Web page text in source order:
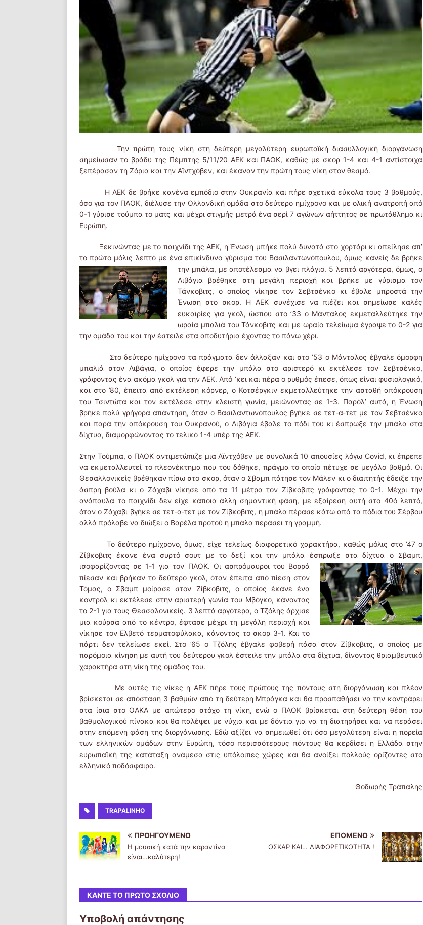
Την πρώτη τους νίκη στη δεύτερη μεγαλύτερη ευρωπαϊκή διασυλλογική διοργάνωση
σημείωσαν το βράδυ της Πέμπτης 5/11/20 ΑΕΚ και ΠΑΟΚ, καθώς με σκορ 1-4 και 4-1 αντίστοιχα
ξεπέρασαν τη Ζόρια και την Αϊντχόβεν, και έκαναν την πρώτη τους νίκη στον θεσμό.
Η ΑΕΚ δε βρήκε κανένα εμπόδιο στην Ουκρανία και πήρε σχετικά εύκολα τους 3 βαθμούς,
όσο για τον ΠΑΟΚ, διέλυσε την Ολλανδική ομάδα στο δεύτερο ημίχρονο και με ολική ανατροπή από
0-1 γύρισε τούμπα το ματς και μέχρι στιγμής μετρά ένα σερί 7 αγώνων αήττητος σε πρωτάθλημα κι
Ευρώπη.
Ξεκινώντας με το παιχνίδι της ΑΕΚ, η Ένωση μπήκε πολύ δυνατά στο χορτάρι κι απείλησε απ’
το πρώτο μόλις λεπτό με ένα επικίνδυνο γύρισμα του Βασιλαντωνόπουλου, όμως κανείς δε βρήκε
την μπάλα, με αποτέλεσμα να βγει πλάγιο. 5 λεπτά αργότερα, όμως, ο
Λιβάγια βρέθηκε στη μεγάλη περιοχή και βρήκε με γύρισμα τον
Τάνκοβιτς, ο οποίος νίκησε τον Σεβτσένκο κι έβαλε μπροστά την
Ένωση στο σκορ. Η ΑΕΚ συνέχισε να πιέζει και σημείωσε καλές
ευκαιρίες για γκολ, ώσπου στο ’33 ο Μάνταλος εκμεταλλεύτηκε την
ωραία μπαλιά του Τάνκοβιτς και με ωραίο τελείωμα έγραψε το 0-2 για
την ομάδα του και την έστειλε στα αποδυτήρια έχοντας το πάνω χέρι.
Στο δεύτερο ημίχρονο τα πράγματα δεν άλλαξαν και στο ’53 ο Μάνταλος έβγαλε όμορφη
μπαλιά στον Λιβάγια, ο οποίος έφερε την μπάλα στο αριστερό κι εκτέλεσε τον Σεβτσένκο,
γράφοντας ένα ακόμα γκολ για την ΑΕΚ. Από ‘κει και πέρα ο ρυθμός έπεσε, όπως είναι φυσιολογικό,
και στο ’80, έπειτα από εκτέλεση κόρνερ, ο Κοτσέργκιν εκμεταλλεύτηκε την ασταθή απόκρουση
του Τσιντώτα και τον εκτέλεσε στην κλειστή γωνία, μειώνοντας σε 1-3. Παρόλ’ αυτά, η Ένωση
βρήκε πολύ γρήγορα απάντηση, όταν ο Βασιλαντωνόπουλος βγήκε σε τετ-α-τετ με τον Σεβτσένκο
και παρά την απόκρουση του Ουκρανού, ο Λιβάγια έβαλε το πόδι του κι έσπρωξε την μπάλα στα
δίχτυα, διαμορφώνοντας το τελικό 1-4 υπέρ της ΑΕΚ.
Στην Τούμπα, ο ΠΑΟΚ αντιμετώπιζε μια Αϊντχόβεν με συνολικά 10 απουσίες λόγω Covid, κι έπρεπε
να εκμεταλλευτεί το πλεονέκτημα που του δόθηκε, πράγμα το οποίο πέτυχε σε μεγάλο βαθμό. Οι
Θεσαλλονικείς βρέθηκαν πίσω στο σκορ, όταν ο Σβαμπ πάτησε τον Μάλεν κι ο διαιτητής έδειξε την
άσπρη βούλα κι ο Ζάχαβι νίκησε από τα 11 μέτρα τον Ζίβκοβιτς γράφοντας το 0-1. Μέχρι την
ανάπαυλα το παιχνίδι δεν είχε κάποια άλλη σημαντική φάση, με εξαίρεση αυτή στο 40ό λεπτό,
όταν ο Ζάχαβι βγήκε σε τετ-α-τετ με τον Ζίβκοβιτς, η μπάλα πέρασε κάτω από τα πόδια του Σέρβου
αλλά πρόλαβε να διώξει ο Βαρέλα προτού η μπάλα περάσει τη γραμμή.
Το δεύτερο ημίχρονο, όμως, είχε τελείως διαφορετικό χαρακτήρα, καθώς μόλις στο ’47 ο
Ζίβκοβιτς έκανε ένα συρτό σουτ με το δεξί και την μπάλα έσπρωξε στα δίχτυα ο Σβαμπ,
ισοφαρίζοντας σε 1-1 για τον ΠΑΟΚ. Οι ασπρόμαυροι του Βορρά
πίεσαν και βρήκαν το δεύτερο γκολ, όταν έπειτα από πίεση στον
Τόμας, ο Σβαμπ μοίρασε στον Ζίβκοβιτς, ο οποίος έκανε ένα
κοντρόλ κι εκτέλεσε στην αριστερή γωνία του Μβόγκο, κάνοντας
το 2-1 για τους Θεσσαλονικείς. 3 λεπτά αργότερα, ο Τζόλης άρχισε
μια κούρσα από το κέντρο, έφτασε μέχρι τη μεγάλη περιοχή και
νίκησε τον Ελβετό τερματοφύλακα, κάνοντας το σκορ 3-1. Και το
πάρτι δεν τελείωσε εκεί. Στο ’65 ο Τζόλης έβγαλε φοβερή πάσα στον Ζίβκοβιτς, ο οποίος με
παρόμοια κίνηση με αυτή του δεύτερου γκολ έστειλε την μπάλα στα δίχτυα, δίνοντας θριαμβευτικό
χαρακτήρα στη νίκη της ομάδας του.
Με αυτές τις νίκες η ΑΕΚ πήρε τους πρώτους της πόντους στη διοργάνωση και πλέον
βρίσκεται σε απόσταση 3 βαθμών από τη δεύτερη Μπράγκα και θα προσπαθήσει να την κοντράρει
στα ίσια στο ΟΑΚΑ με απώτερο στόχο τη νίκη, ενώ ο ΠΑΟΚ βρίσκεται στη δεύτερη θέση του
βαθμολογικού πίνακα και θα παλέψει με νύχια και με δόντια για να τη διατηρήσει και να περάσει
στην επόμενη φάση της διοργάνωσης. Εδώ αξίζει να σημειωθεί ότι όσο μεγαλύτερη είναι η πορεία
των ελληνικών ομάδων στην Ευρώπη, τόσο περισσότερους πόντους θα κερδίσει η Ελλάδα στην
ευρωπαϊκή της κατάταξη ανάμεσα στις υπόλοιπες χώρες και θα ανοίξει πολλούς ορίζοντες στο
ελληνικό ποδόσφαιρο.
Θοδωρής Τράπαλης
TRAPALINHO
ΠΡΟΗΓΟΎΜΕΝΟ
Η μουσική κατά την καραντίνα
είναι…καλύτερη!
ΕΠΌΜΕΝΟ
ΟΣΚΑΡ ΚΑΙ… ΔΙΑΦΟΡΕΤΙΚΟΤΗΤΑ !
ΚΆΝΤΕ ΤΟ ΠΡΏΤΟ ΣΧΌΛΙΟ
Υποβολή απάντησης